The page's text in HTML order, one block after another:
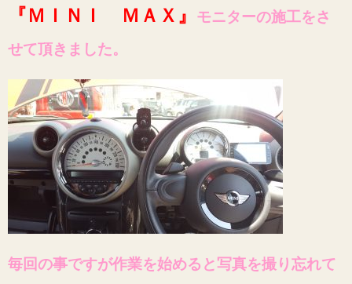
『ＭＩＮＩ ＭＡＸ』
モニターの施工をさ
せて頂きました。
毎回の事ですが作業を始めると写真を撮り忘れて